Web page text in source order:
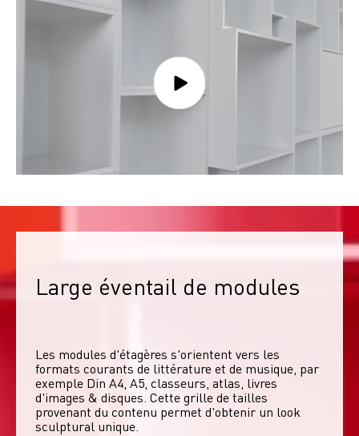
Large éventail de modules
Les modules d'étagères s'orientent vers les
formats courants de littérature et de musique, par
exemple Din A4, A5, classeurs, atlas, livres
d'images & disques. Cette grille de tailles
provenant du contenu permet d'obtenir un look
sculptural unique.